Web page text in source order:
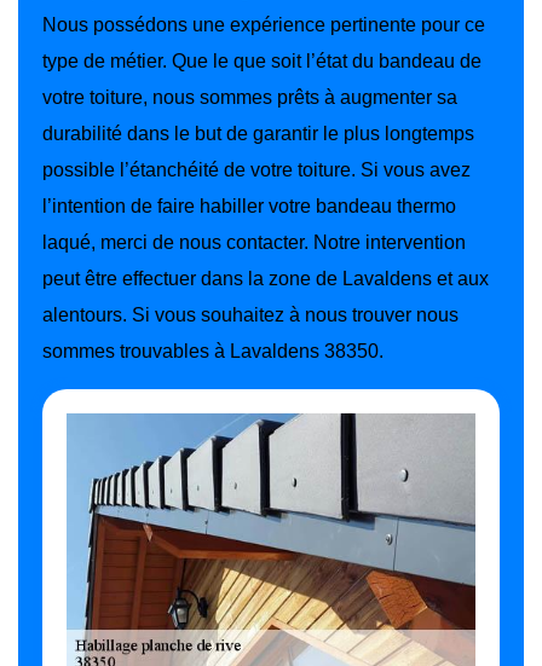
Nous possédons une expérience pertinente pour ce
type de métier. Que le que soit l’état du bandeau de
votre toiture, nous sommes prêts à augmenter sa
durabilité dans le but de garantir le plus longtemps
possible l’étanchéité de votre toiture. Si vous avez
l’intention de faire habiller votre bandeau thermo
laqué, merci de nous contacter. Notre intervention
peut être effectuer dans la zone de Lavaldens et aux
alentours. Si vous souhaitez à nous trouver nous
sommes trouvables à Lavaldens 38350.